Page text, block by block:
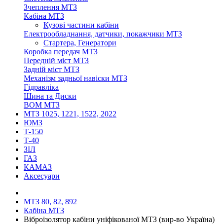
Зчеплення МТЗ
Кабіна МТЗ
Кузові частини кабіни
Електрообладнання, датчики, покажчики МТЗ
Стартера, Генератори
Коробка передач МТЗ
Передній міст МТЗ
Задній міст МТЗ
Механізм задньої навіски МТЗ
Гідравліка
Шина та Диски
ВОМ МТЗ
МТЗ 1025, 1221, 1522, 2022
ЮМЗ
Т-150
Т-40
ЗІЛ
ГАЗ
КАМАЗ
Аксесуари
МТЗ 80, 82, 892
Кабіна МТЗ
Віброізолятор кабіни уніфікованої МТЗ (вир-во Україна)